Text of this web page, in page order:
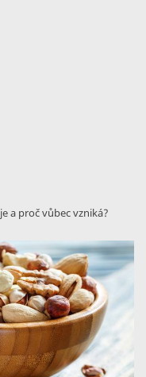
a proč vůbec vzniká?